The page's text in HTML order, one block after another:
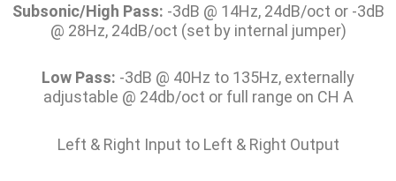
Subsonic/High Pass: -3dB @ 14Hz, 24dB/oct or -3dB
@ 28Hz, 24dB/oct (set by internal jumper)
Low Pass: -3dB @ 40Hz to 135Hz, externally
adjustable @ 24db/oct or full range on CH A
Left & Right Input to Left & Right Output